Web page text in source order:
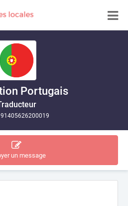
Portugais
91405626200019
un message